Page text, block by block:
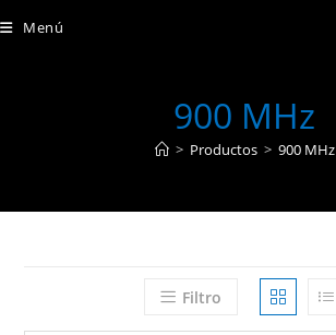
al
Menú
900 MHz
> Productos > 900 MHz
Filtro